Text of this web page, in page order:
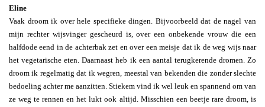
Eline
Vaak droom ik over hele specifieke dingen. Bijvoorbeeld dat de nagel van
mijn rechter wijsvinger gescheurd is, over een onbekende vrouw die een
halfdode eend in de achterbak zet en over een meisje dat ik de weg wijs naar
het vegetarische eten. Daarnaast heb ik een aantal terugkerende dromen. Zo
droom ik regelmatig dat ik wegren, meestal van bekenden die zonder slechte
bedoeling achter me aanzitten. Stiekem vind ik wel leuk en spannend om van
ze weg te rennen en het lukt ook altijd. Misschien een beetje rare droom, is